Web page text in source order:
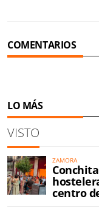
COMENTARIOS
LO MÁS
VISTO
ZAMORA
centro